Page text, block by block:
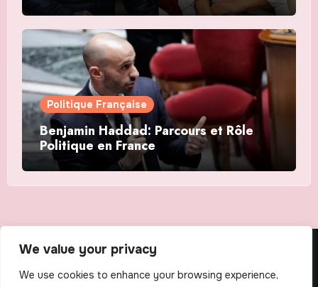
We value your privacy
We use cookies to enhance your browsing experience,
Politique Française
Benjamin Haddad: Parcours et Rôle
Politique en France
The Scribens